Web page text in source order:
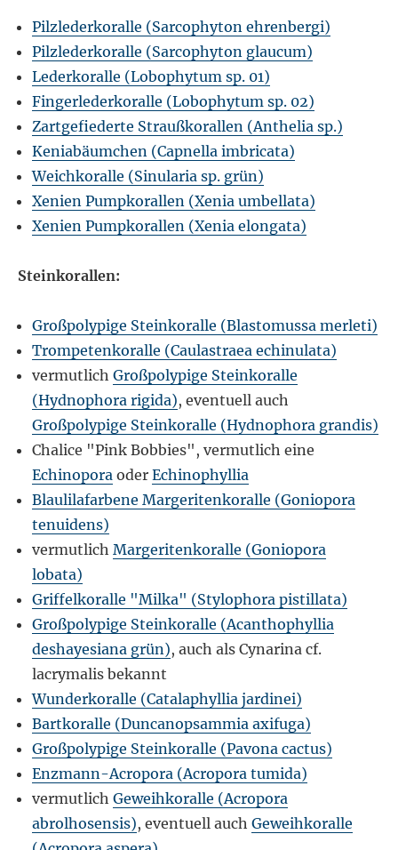
Pilzlederkoralle (Sarcophyton ehrenbergi)
Pilzlederkoralle (Sarcophyton glaucum)
Lederkoralle (Lobophytum sp. 01)
Fingerlederkoralle (Lobophytum sp. 02)
Zartgefiederte Straußkorallen (Anthelia sp.)
Keniabäumchen (Capnella imbricata)
Weichkoralle (Sinularia sp. grün)
Xenien Pumpkorallen (Xenia umbellata)
Xenien Pumpkorallen (Xenia elongata)
Steinkorallen:
Großpolypige Steinkoralle (Blastomussa merleti)
Trompetenkoralle (Caulastraea echinulata)
vermutlichGroßpolypige Steinkoralle
(Hydnophora rigida), eventuell auch
Großpolypige Steinkoralle (Hydnophora grandis)
Chalice "Pink Bobbies", vermutlich eine
Echinopora oderEchinophyllia
Blaulilafarbene Margeritenkoralle (Goniopora
tenuidens)
vermutlichMargeritenkoralle (Goniopora
lobata)
Griffelkoralle "Milka" (Stylophora pistillata)
Großpolypige Steinkoralle (Acanthophyllia
deshayesiana grün), auch als Cynarina cf.
lacrymalis bekannt
Wunderkoralle (Catalaphyllia jardinei)
Bartkoralle (Duncanopsammia axifuga)
Großpolypige Steinkoralle (Pavona cactus)
Enzmann-Acropora (Acropora tumida)
vermutlichGeweihkoralle (Acropora
abrolhosensis), eventuell auchGeweihkoralle